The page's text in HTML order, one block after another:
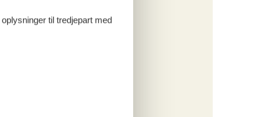
til tredjepart med